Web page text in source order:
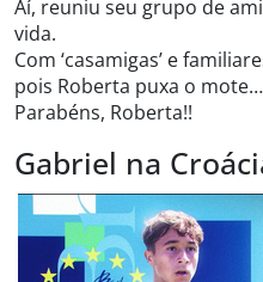
Aí, reuniu seu grupo de
vida.
Com ‘casamigas’ e
pois Roberta puxa o mote…
Parabéns, Roberta!!
Gabriel na